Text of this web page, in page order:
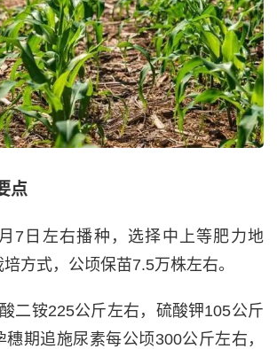
点
7日左右播种，选择中上等肥力地
方式，公顷保苗7.5万株左右。
二铵225公斤左右，硫酸钾105公斤
期追施尿素每公顷300公斤左右，